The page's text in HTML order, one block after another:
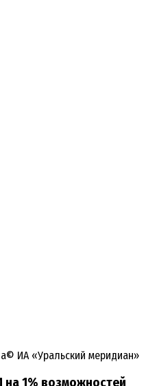
ИА «Уральский меридиан»
на 1% возможностей